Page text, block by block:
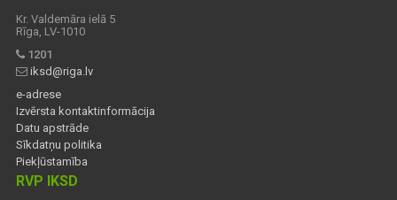
Kr. Valdemāra ielā 5
Rīga, LV-1010
1201
iksd@riga.lv
e-adrese
Izvērsta kontaktinformācija
Datu apstrāde
Sīkdatņu politika
Piekļūstamība
RVP IKSD